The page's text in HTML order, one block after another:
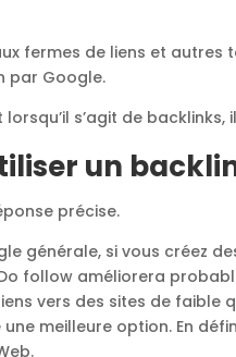
fermes de liens et
par Google.
lorsqu’il s’agit de
un
précise.
générale, si vous créez
follow améliorera
vers des sites de faible
meilleure option. En